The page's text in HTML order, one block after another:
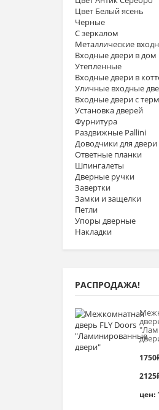
Цвет Белый ясень
Черные
С зеркалом
Металлические
Входные двери в дом
Утепленные
Входные двери в
Уличные входные
Входные двери с
Установка дверей
Фурнитура
Раздвижные Pallini
Доводчики для двери
Ответные планки
Шпингалеты
Дверные ручки
Завертки
Замки и защелки
Петли
Упоры дверные
Накладки
РАСПРОДАЖА!
1750
2125
цен: